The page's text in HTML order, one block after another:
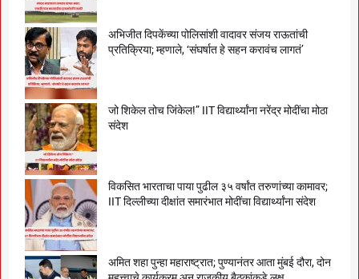
अभिजीत दिपकेंच्या पोलिसांशी वादावर संजय राऊतांची
प्रतिक्रिया; म्हणाले, ‘संघर्षात हे सहन करावंच लागतं’
जो शिकेल तोच जिंकेल!” IIT विद्यार्थ्यांना नरेंद्र मोदींचा मोठा
संदेश
विकसित भारताचा पाया पुढील ३५ वर्षांत तरुणांच्या कामावर;
IIT दिल्लीच्या दीक्षांत समारंभात मोदींचा विद्यार्थ्यांना संदेश
अमित शहा पुन्हा महाराष्ट्रात; पुण्यानंतर आता मुंबई दौरा, दोन